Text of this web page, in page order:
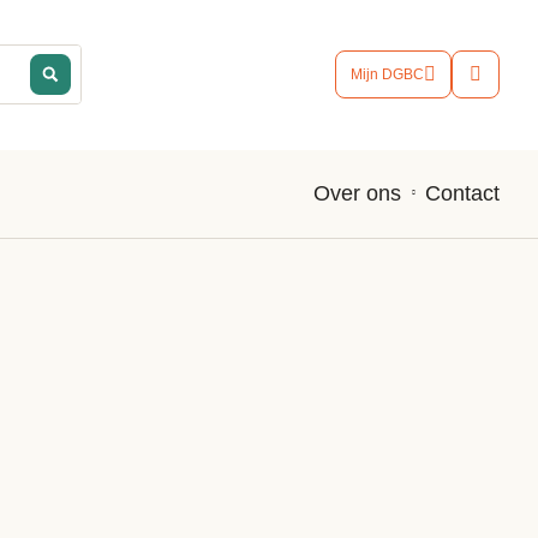
Mijn DGBC
Over ons Contact